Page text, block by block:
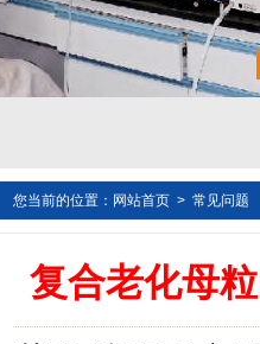
三氧化二锑替代物 PVC 无卤
PBT阻燃 ，环氧树脂阻燃，玻璃
您当前的位置： 网站首页 > 常见问题
复合老化母